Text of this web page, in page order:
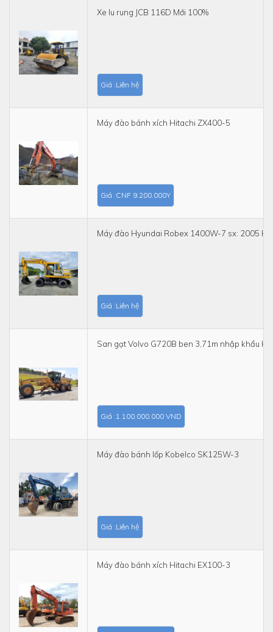
Xe lu rung JCB 116D Mới 100%
Giá :Liên hệ
Máy đào bánh xích Hitachi ZX400-5
Giá :CNF 9.200.000Y
Máy đào Hyundai Robex 1400W-7 sx: 2005
Giá :Liên hệ
San gạt Volvo G720B ben 3,71m nhập khẩu
Giá :1.100.000.000 VND
Máy đào bánh lốp Kobelco SK125W-3
Giá :Liên hệ
Máy đào bánh xích Hitachi EX100-3